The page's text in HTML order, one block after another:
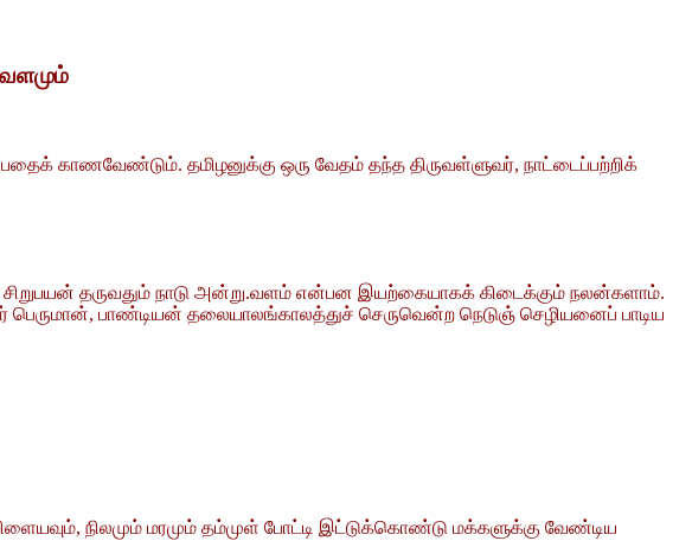
காணவேண்டும். தமிழனுக்கு ஒரு வேதம் தந்த திருவள்ளுவர், நாட்டைப்பற்றிக்
சிறுபயன் தருவதும் நாடு அன்று.வளம் என்பன இயற்கையாகக் கிடைக்கும் நலன்களாம்.
பெருமான், பாண்டியன் தலையாலங்காலத்துச் செருவென்ற நெடுஞ் செழியனைப் பாடிய
நிலமும் மரமும் தம்முள் போட்டி இட்டுக்கொண்டு மக்களுக்கு வேண்டிய